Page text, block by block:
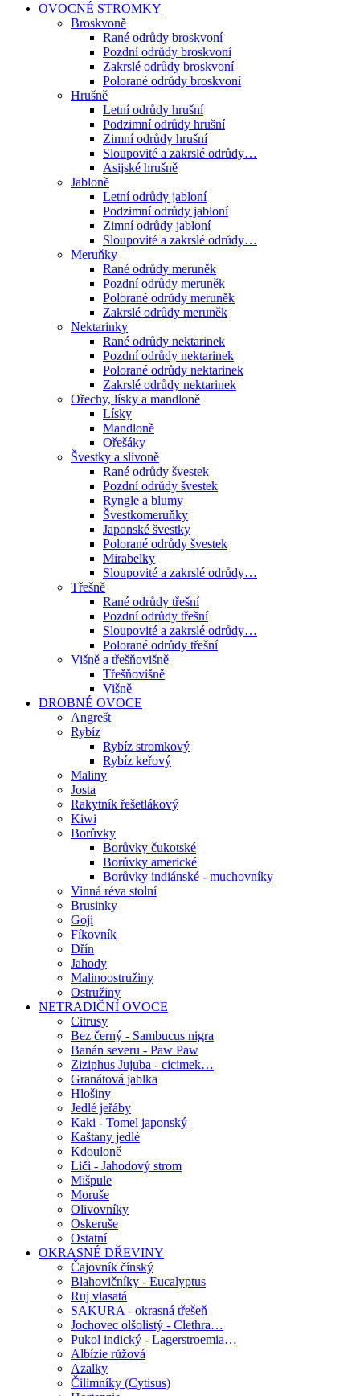
OVOCNÉ STROMKY
Broskvoně
Rané odrůdy broskvoní
Pozdní odrůdy broskvoní
Zakrslé odrůdy broskvoní
Polorané odrůdy broskvoní
Hrušně
Letní odrůdy hrušní
Podzimní odrůdy hrušní
Zimní odrůdy hrušní
Sloupovité a zakrslé odrůdy…
Asijské hrušně
Jabloně
Letní odrůdy jabloní
Podzimní odrůdy jabloní
Zimní odrůdy jabloní
Sloupovité a zakrslé odrůdy…
Meruňky
Rané odrůdy meruněk
Pozdní odrůdy meruněk
Polorané odrůdy meruněk
Zakrslé odrůdy meruněk
Nektarinky
Rané odrůdy nektarinek
Pozdní odrůdy nektarinek
Polorané odrůdy nektarinek
Zakrslé odrůdy nektarinek
Ořechy, lísky a mandloně
Lísky
Mandloně
Ořešáky
Švestky a slivoně
Rané odrůdy švestek
Pozdní odrůdy švestek
Ryngle a blumy
Švestkomeruňky
Japonské švestky
Polorané odrůdy švestek
Mirabelky
Sloupovité a zakrslé odrůdy…
Třešně
Rané odrůdy třešní
Pozdní odrůdy třešní
Sloupovité a zakrslé odrůdy…
Polorané odrůdy třešní
Višně a třešňovišně
Třešňovišně
Višně
DROBNÉ OVOCE
Angrešt
Rybíz
Rybíz stromkový
Rybíz keřový
Maliny
Josta
Rakytník řešetlákový
Kiwi
Borůvky
Borůvky čukotské
Borůvky americké
Borůvky indiánské - muchovníky
Vinná réva stolní
Brusinky
Goji
Fíkovník
Dřín
Jahody
Malinoostružiny
Ostružiny
NETRADIČNÍ OVOCE
Citrusy
Bez černý - Sambucus nigra
Banán severu - Paw Paw
Ziziphus Jujuba - cicimek…
Granátová jablka
Hlošiny
Jedlé jeřáby
Kaki - Tomel japonský
Kaštany jedlé
Kdouloně
Liči - Jahodový strom
Mišpule
Moruše
Olivovníky
Oskeruše
Ostatní
OKRASNÉ DŘEVINY
Čajovník čínský
Blahovičníky - Eucalyptus
Ruj vlasatá
SAKURA - okrasná třešeň
Jochovec olšolistý - Clethra…
Pukol indický - Lagerstroemia…
Albízie růžová
Azalky
Čilimníky (Cytisus)